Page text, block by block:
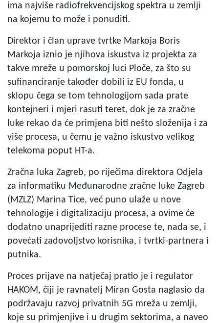
ima najviše radiofrekvencijskog spektra u zemlji
na kojemu to može i ponuditi.
Direktor i član uprave tvrtke Markoja Boris
Markoja iznio je njihova iskustva iz projekta za
takve mreže u pomorskoj luci Ploče, za što su
sufinanciranje također dobili iz EU fonda, u
sklopu čega se tom tehnologijom sada prate
kontejneri i mjeri rasuti teret, dok je za zračne
luke rekao da će primjena biti nešto složenija i za
više procesa, u čemu je važno iskustvo velikog
telekoma poput HT-a.
Zračna luka Zagreb, po riječima direktora Odjela
za informatiku Međunarodne zračne luke Zagreb
(MZLZ) Marina Tice, već puno ulaže u nove
tehnologije i digitalizaciju procesa, a ovime će
dodatno unaprijediti razne procese te, nada se, i
povećati zadovoljstvo korisnika, i tvrtki-partnera i
putnika.
Proces prijave na natječaj pratio je i regulator
HAKOM, čiji je ravnatelj Miran Gosta naglasio da
podržavaju razvoj privatnih 5G mreža u zemlji,
koje su primjenjive i u drugim sektorima, a naveo